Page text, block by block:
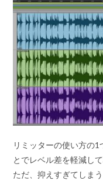
リミッターの使い方の
とでレベル差を軽減し
ただ、抑えすぎてしまう